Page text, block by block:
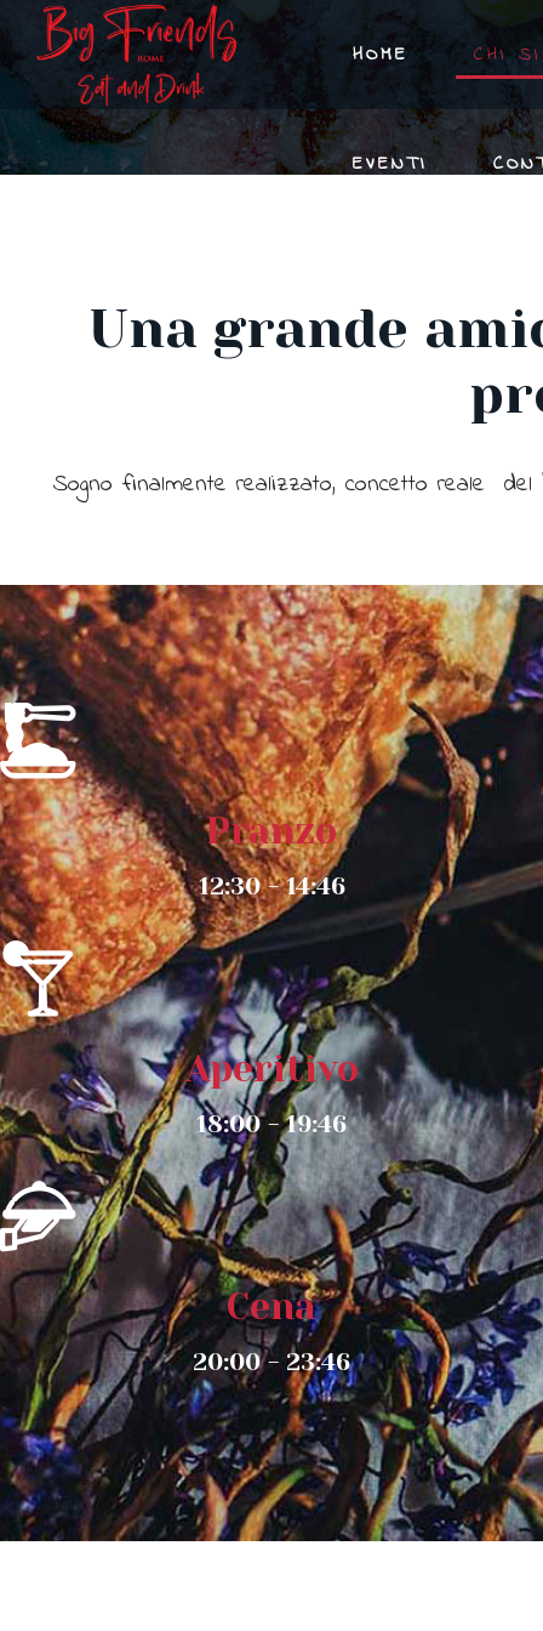
HOME CHI
EVENTI
Una grande
Sogno finalmente realizzato, concetto reale
Pranzo
12:30 - 14:46
Aperitivo
18:00 - 19:46
Cena
20:00 - 23:46